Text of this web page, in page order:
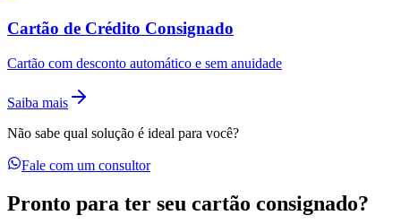
Cartão de Crédito Consignado
Cartão com desconto automático e sem anuidade
Saiba mais
Não sabe qual solução é ideal para você?
Fale com um consultor
Pronto para ter seu cartão consignado?